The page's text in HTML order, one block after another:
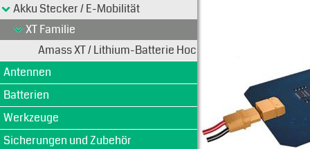
Akku Stecker / E-Mobilität
XT Familie
Amass XT / Lithium-Batterie Hochstromsteckverbinder
Antennen
Batterien
Werkzeuge
Sicherungen und Zubehör